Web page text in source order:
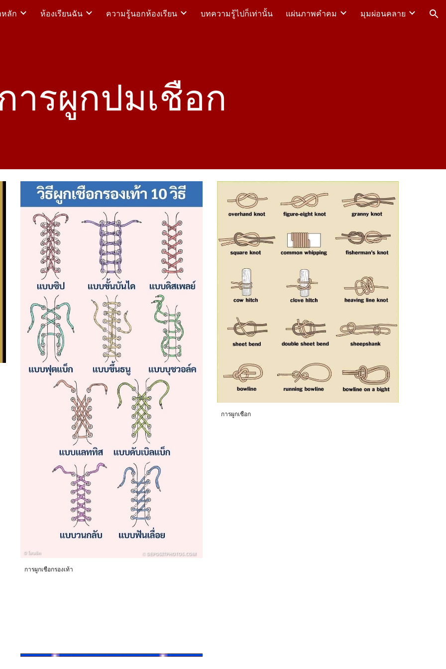
to main content Skip to navigation
ลัก ห้องเรียนฉัน ความรู้นอกห้องเรียน บทความรู้ไปก็เท่านั้น แผ่นภาพคำคม มุมผ่อนคลาย
ารผูกปมเชือก
การผูกเชือกรองเท้า
การผูกเชือก